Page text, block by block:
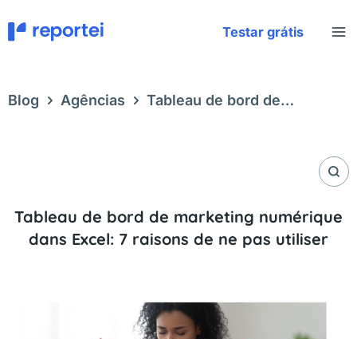
au
contenu
Testar grátis
Blog Agências
Tableau de bord de
Tableau de bord de marketing numérique
dans Excel: 7 raisons de ne pas utiliser